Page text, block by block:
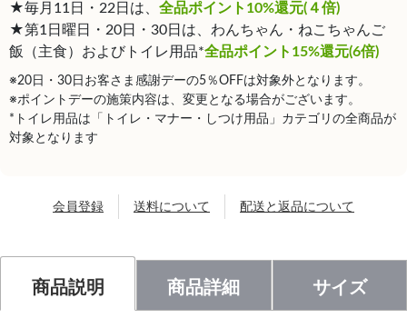
★毎月11日・22日は、 全品ポイント10%還元(４倍)
★第1日曜日・20日・30日は、わんちゃん・ねこちゃんご
飯（主食）およびトイレ用品*全品ポイント15%還元(6倍)
※20日・30日お客さま感謝デーの5％OFFは対象外となります。
※ポイントデーの施策内容は、変更となる場合がございます。
*トイレ用品は「トイレ・マナー・しつけ用品」カテゴリの全商品が
対象となります
会員登録 送料について 配送と返品について
商品説明 商品詳細 サイズ